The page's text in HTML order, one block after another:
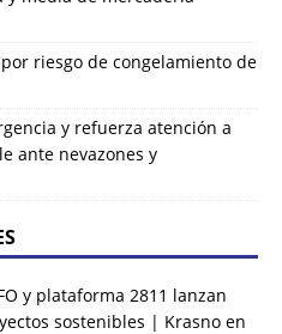
riesgo de congelamiento de
y refuerza atención a
ante nevazones y
y plataforma 2811 lanzan
sostenibles | Krasno en